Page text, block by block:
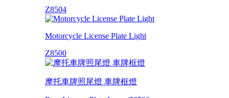
Z8504
Motorcycle License Plate Light
Z8500
摩托車牌照尾燈 車牌框燈